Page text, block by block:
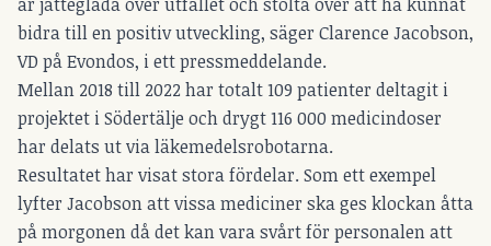
bidra till en positiv utveckling, säger Clarence Jacobson,
VD på Evondos, i ett pressmeddelande.
Mellan 2018 till 2022 har totalt 109 patienter deltagit i
projektet i Södertälje och drygt 116 000 medicindoser
har delats ut via läkemedelsrobotarna.
Resultatet har visat stora fördelar. Som ett exempel
lyfter Jacobson att vissa mediciner ska ges klockan åtta
på morgonen då det kan vara svårt för personalen att